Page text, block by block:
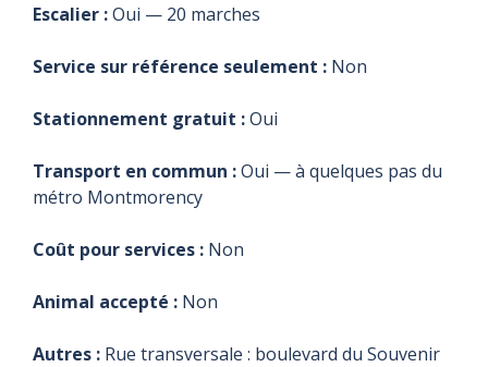
Escalier :Oui — 20 marches
Service sur référence seulement : Non
Stationnement gratuit :Oui
Transport en commun :Oui — à quelques pas du
métro Montmorency
Coût pour services : Non
Animal accepté : Non
Autres : Rue transversale : boulevard du Souvenir